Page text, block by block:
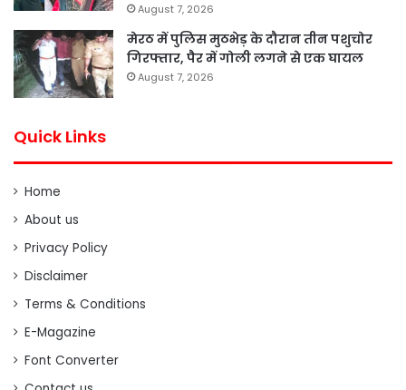
August 7, 2026
मेरठ में पुलिस मुठभेड़ के दौरान तीन पशुचोर
गिरफ्तार, पैर में गोली लगने से एक घायल
August 7, 2026
Quick Links
Home
About us
Privacy Policy
Disclaimer
Terms & Conditions
E-Magazine
Font Converter